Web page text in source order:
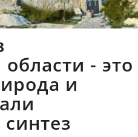
- это
и